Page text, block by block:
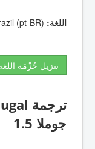
اللغة:
تنزيل حُزْمَة
جوملا 1.5